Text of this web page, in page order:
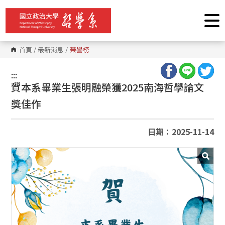
跳
要
內
容
區 首頁 /最新消息 / 榮譽榜
:::
:::
賀本系畢業生張明融榮獲2025南海哲學論文
獎佳作
日期：2025-11-14